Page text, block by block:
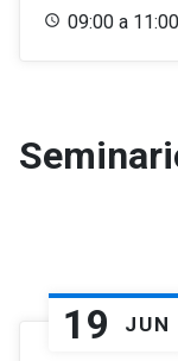
09:00 a
19 JUN